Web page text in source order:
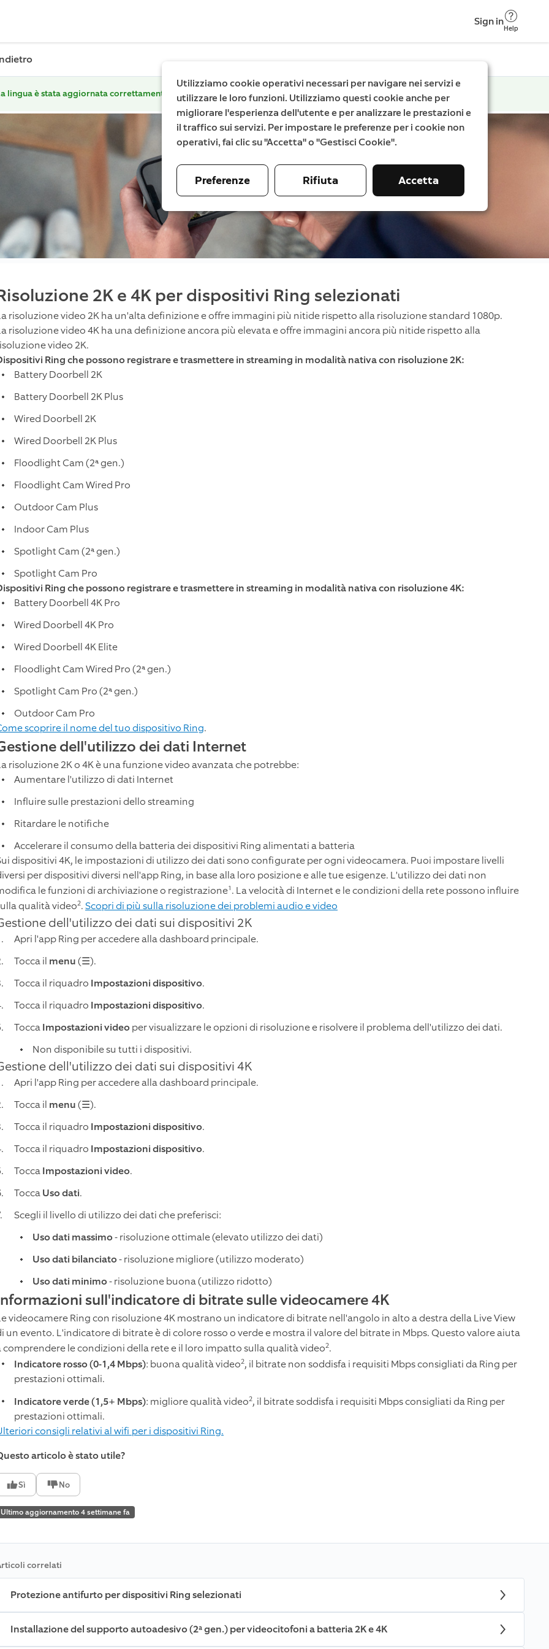
Sign in
Help
lingua è stata aggiornata correttamente.
2K e 4K per dispositivi Ring selezionati
risoluzione video 2K ha un'alta definizione e offre immagini più nitide rispetto alla risoluzione standard 1080p.
risoluzione video 4K ha una definizione ancora più elevata e offre immagini ancora più nitide rispetto alla
video 2K.
Ring che possono registrare e trasmettere in streaming in modalità nativa con risoluzione 2K:
Battery Doorbell 2K
Battery Doorbell 2K Plus
Wired Doorbell 2K
Wired Doorbell 2K Plus
Floodlight Cam (2ª gen.)
Floodlight Cam Wired Pro
Outdoor Cam Plus
Indoor Cam Plus
Spotlight Cam (2ª gen.)
Spotlight Cam Pro
Ring che possono registrare e trasmettere in streaming in modalità nativa con risoluzione 4K:
Battery Doorbell 4K Pro
Wired Doorbell 4K Pro
Wired Doorbell 4K Elite
Floodlight Cam Wired Pro (2ª gen.)
Spotlight Cam Pro (2ª gen.)
Outdoor Cam Pro
scoprire il nome del tuo dispositivo Ring.
dell'utilizzo dei dati Internet
risoluzione 2K o 4K è una funzione video avanzata che potrebbe:
Aumentare l'utilizzo di dati Internet
Influire sulle prestazioni dello streaming
Ritardare le notifiche
Accelerare il consumo della batteria dei dispositivi Ring alimentati a batteria
dispositivi 4K, le impostazioni di utilizzo dei dati sono configurate per ogni videocamera. Puoi impostare livelli
per dispositivi diversi nell'app Ring, in base alla loro posizione e alle tue esigenze. L'utilizzo dei dati non
le funzioni di archiviazione o registrazione1 . La velocità di Internet e le condizioni della rete possono influire
qualità video2.Scopri di più sulla risoluzione dei problemi audio e video
dell'utilizzo dei dati sui dispositivi 2K
Apri l'app Ring per accedere alla dashboard principale.
Tocca il menu(☰).
Tocca il riquadro Impostazioni dispositivo.
Tocca il riquadro Impostazioni dispositivo.
ToccaImpostazioni video per visualizzare le opzioni di risoluzione e risolvere il problema dell'utilizzo dei dati.
Non disponibile su tutti i dispositivi.
dell'utilizzo dei dati sui dispositivi 4K
Apri l'app Ring per accedere alla dashboard principale.
Tocca il menu(☰).
Tocca il riquadro Impostazioni dispositivo.
Tocca il riquadro Impostazioni dispositivo.
ToccaImpostazioni video.
ToccaUso dati.
Scegli il livello di utilizzo dei dati che preferisci:
Uso dati massimo- risoluzione ottimale (elevato utilizzo dei dati)
Uso dati bilanciato- risoluzione migliore (utilizzo moderato)
Uso dati minimo- risoluzione buona (utilizzo ridotto)
sull'indicatore di bitrate sulle videocamere 4K
videocamere Ring con risoluzione 4K mostrano un indicatore di bitrate nell'angolo in alto a destra della Live View
un evento. L'indicatore di bitrate è di colore rosso o verde e mostra il valore del bitrate in Mbps. Questo valore aiuta
comprendere le condizioni della rete e il loro impatto sulla qualità video2.
Indicatore rosso (0-1,4 Mbps): buona qualità video2, il bitrate non soddisfa i requisiti Mbps consigliati da Ring per
prestazioni ottimali.
Indicatore verde (1,5+ Mbps): migliore qualità video2, il bitrate soddisfa i requisiti Mbps consigliati da Ring per
prestazioni ottimali.
consigli relativi al wifi per i dispositivi Ring.
articolo è stato utile?
Sì No
Ultimo aggiornamento 4 settimane fa
correlati
Protezione antifurto per dispositivi Ring selezionati
Installazione del supporto autoadesivo (2ª gen.) per videocitofoni a batteria 2K e 4K
Utilizziamo cookie operativi necessari per navigare nei servizi e
utilizzare le loro funzioni. Utilizziamo questi cookie anche per
migliorare l'esperienza dell'utente e per analizzare le prestazioni e
il traffico sui servizi. Per impostare le preferenze per i cookie non
operativi, fai clic su "Accetta" o "Gestisci Cookie".
Preferenze Rifiuta Accetta